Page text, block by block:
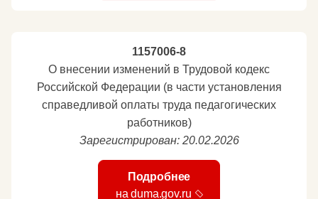
1157006-8
О внесении изменений в Трудовой кодекс
Российской Федерации (в части установления
справедливой оплаты труда педагогических
работников)
Зарегистрирован: 20.02.2026
Подробнее
на duma.gov.ru